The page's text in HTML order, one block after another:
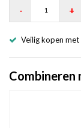
- +
Veilig kopen
Combineren